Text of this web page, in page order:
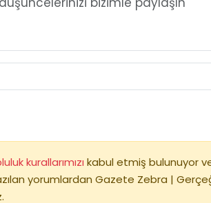
kurallarımızı kabul etmiş bulunuyor
yorumlardan Gazete Zebra |